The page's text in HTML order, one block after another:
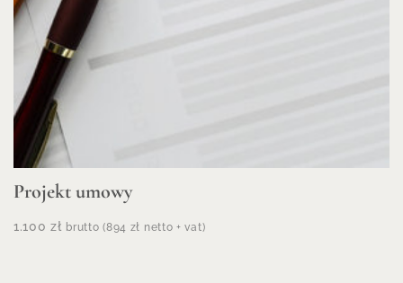
Projekt umowy
1.100zł brutto (894 zł netto + vat)